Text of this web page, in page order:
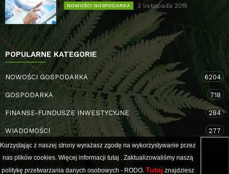
NOWOŚCI GOSPODARKA 2 listopada 2015
POPULARNE KATEGORIE
NOWOŚCI GOSPODARKA 6204
GOSPODARKA 718
FINANSE-FUNDUSZE INWESTYCYJNE 284
WIADOMOŚCI 277
TORUŃ
Korzystając z naszej strony wyrażasz zgodę na wykorzystywanie przez
nas plików cookies. Więcej informacji tutaj . Zaktualizowaliśmy naszą
politykę przetwarzania danych osobowych - RODO. Tutaj znajdziesz